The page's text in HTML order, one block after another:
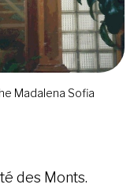
Madalena Sofia
des Monts.